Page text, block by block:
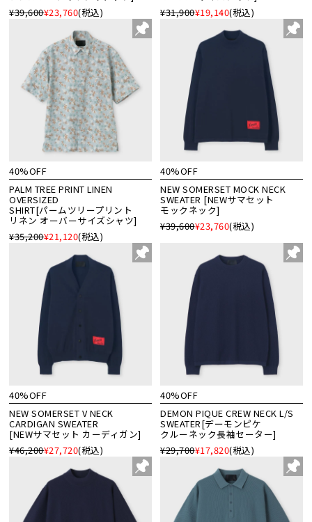
¥39,600¥23,760(税込)
¥31,900¥19,140(税込)
40%OFF
PALM TREE PRINT LINEN
OVERSIZED
SHIRT[パームツリープリント
リネン オーバーサイズシャツ]
¥35,200¥21,120(税込)
40%OFF
NEW SOMERSET MOCK NECK
SWEATER [NEWサマセット
モックネック]
¥39,600¥23,760(税込)
40%OFF
NEW SOMERSET V NECK
CARDIGAN SWEATER
[NEWサマセット カーディガン]
¥46,200¥27,720(税込)
40%OFF
DEMON PIQUE CREW NECK L/S
SWEATER[デーモンピケ
クルーネック長袖セーター]
¥29,700¥17,820(税込)